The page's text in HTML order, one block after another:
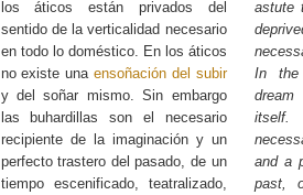
los áticos están privados del
sentido de la verticalidad necesario
en todo lo doméstico. En los áticos
no existe unaensoñación del subir
y del soñar mismo. Sin embargo
las buhardillas son el necesario
recipiente de la imaginación y un
perfecto trastero del pasado, de un
tiempo escenificado, teatralizado,
astute
In the
itself.
and a
past,